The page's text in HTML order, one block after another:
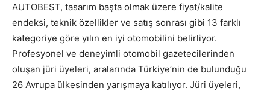
AUTOBEST, tasarım başta olmak üzere fiyat/kalite
endeksi, teknik özellikler ve satış sonrası gibi 13 farklı
kategoriye göre yılın en iyi otomobilini belirliyor.
Profesyonel ve deneyimli otomobil gazetecilerinden
oluşan jüri üyeleri, aralarında Türkiye’nin de bulunduğu
26 Avrupa ülkesinden yarışmaya katılıyor. Jüri üyeleri,